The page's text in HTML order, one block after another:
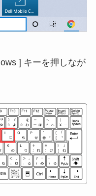
] キーを押しなが